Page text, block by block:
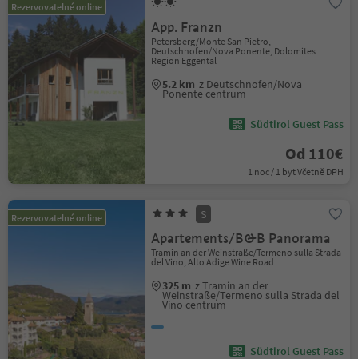
Rezervovatelné online
App. Franzn
Petersberg/Monte San Pietro,
Deutschnofen/Nova Ponente, Dolomites
Region Eggental
5.2 km z Deutschnofen/Nova
Ponente centrum
Südtirol Guest Pass
Od 110€
1 noc / 1 byt Včetně DPH
Rezervovatelné online S
Apartements/B&B Panorama
Tramin an der Weinstraße/Termeno sulla Strada
del Vino, Alto Adige Wine Road
325 m z Tramin an der
Weinstraße/Termeno sulla Strada del
Vino centrum
Südtirol Guest Pass